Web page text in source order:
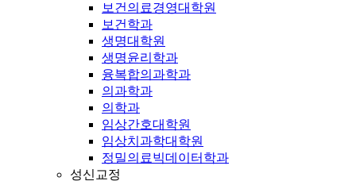
보건의료경영대학원
보건학과
생명대학원
생명윤리학과
융복합의과학과
의과학과
의학과
임상간호대학원
임상치과학대학원
정밀의료빅데이터학과
성신교정